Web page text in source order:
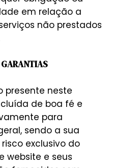
em relação a
não prestados
presente neste
de boa fé e
para
sendo a sua
exclusivo do
website e seus